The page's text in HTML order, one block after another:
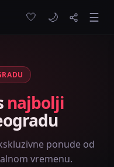
🤍 🌙 ☰
najbolji
ponude od
vremenu.